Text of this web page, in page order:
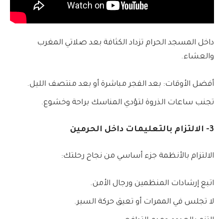
داخل المسجد الحرام تزداد الكثافة بعد صلاتي المغرب
والعشاء.
أفضل الأوقات: بعد الفجر مباشرة أو بعد منتصف الليل.
تجنب ساعات الذروة لتؤدي المناسك براحة وخشوع.
3- الالتزام بالتعليمات داخل الحرمين
الالتزام بالأنظمة جزء أساسي من نجاح رحلتك:
اتبع إرشادات المنظمين ورجال الأمن.
لا تجلس في الممرات أو تعيق حركة السير.